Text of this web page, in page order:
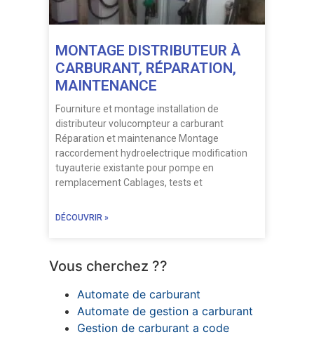
MONTAGE DISTRIBUTEUR À
CARBURANT, RÉPARATION,
MAINTENANCE
Fourniture et montage installation de
distributeur volucompteur a carburant
Réparation et maintenance Montage
raccordement hydroelectrique modification
tuyauterie existante pour pompe en
remplacement Cablages, tests et
DÉCOUVRIR »
Vous cherchez ??
Automate de carburant
Automate de gestion a carburant
Gestion de carburant a code